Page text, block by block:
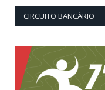
CIRCUITO BANCÁRIO